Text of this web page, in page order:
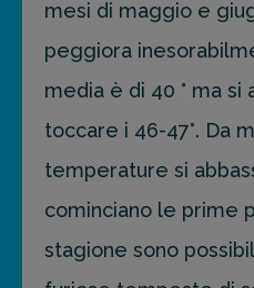
mesi di maggio e
peggiora
media è di 40 ° ma
toccare i 46-47°. Da
temperature si
cominciano le prime
stagione sono